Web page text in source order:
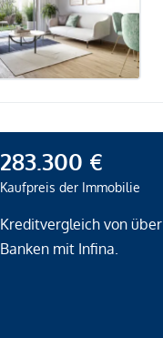
283.300 €
Kaufpreis der Immobilie
Kreditvergleich von über
Banken mit Infina.